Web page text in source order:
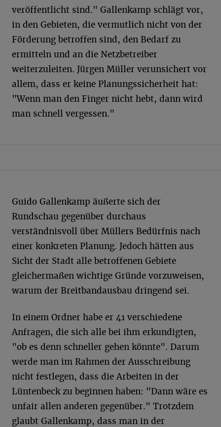
veröffentlicht sind." Gallenkamp schlägt vor,
in den Gebieten, die vermutlich nicht von der
Förderung betroffen sind, den Bedarf zu
ermitteln und an die Netzbetreiber
weiterzuleiten. Jürgen Müller verunsichert vor
allem, dass er keine Planungssicherheit hat:
"Wenn man den Finger nicht hebt, dann wird
man schnell vergessen."
Guido Gallenkamp äußerte sich der
Rundschau gegenüber durchaus
verständnisvoll über Müllers Bedürfnis nach
einer konkreten Planung. Jedoch hätten aus
Sicht der Stadt alle betroffenen Gebiete
gleichermaßen wichtige Gründe vorzuweisen,
warum der Breitbandausbau dringend sei.
In einem Ordner habe er 41 verschiedene
Anfragen, die sich alle bei ihm erkundigten,
"ob es denn schneller gehen könnte". Darum
werde man im Rahmen der Ausschreibung
nicht festlegen, dass die Arbeiten in der
Lüntenbeck zu beginnen haben: "Dann wäre es
unfair allen anderen gegenüber." Trotzdem
glaubt Gallenkamp, dass man in der